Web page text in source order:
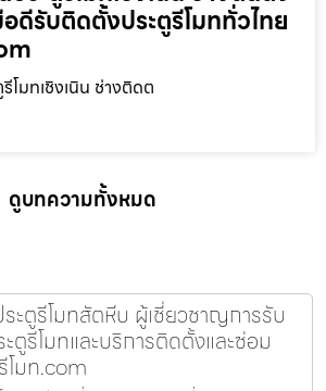
ดีรับติดตั้งประตูรีโมททั่วไทย
โมทเชิงเนิน ช่างติดต
ดูบทความทั้งหมด
ะตูรีโมทสัตหีบ ผู้เชี่ยวชาญการรับ
ตูรีโมทและบริการติดตั้งและซ่อม
โมท.com